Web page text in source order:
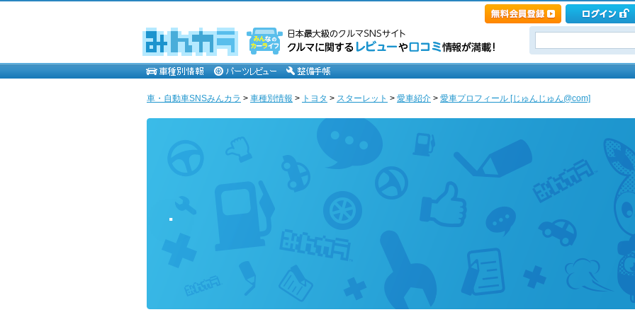
車・自動車SNSみんカラ > 車種別情報 > トヨタ > スターレット > 愛車紹介 > 愛車プロフィール [じゅんじゅん@com]
.